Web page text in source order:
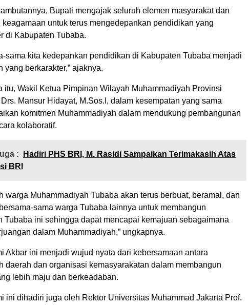
Bupati mengajak seluruh elemen masyarakat dan
keagamaan untuk terus mengedepankan pendidikan yang
di Kabupaten Tubaba.
sama kita kedepankan pendidikan di Kabupaten Tubaba menjadi
yang berkarakter,” ajaknya.
itu, Wakil Ketua Pimpinan Wilayah Muhammadiyah Provinsi
Mansur Hidayat, M.Sos.I, dalam kesempatan yang sama
komitmen Muhammadiyah dalam mendukung pembangunan
kolaboratif.
:
Hadiri PHS BRI, M. Rasidi Sampaikan Terimakasih Atas
BRI
warga Muhammadiyah Tubaba akan terus berbuat, beramal, dan
sama warga Tubaba lainnya untuk membangun
Tubaba ini sehingga dapat mencapai kemajuan sebagaimana
dalam Muhammadiyah,” ungkapnya.
Akbar ini menjadi wujud nyata dari kebersamaan antara
daerah dan organisasi kemasyarakatan dalam membangun
lebih maju dan berkeadaban.
ini dihadiri juga oleh Rektor Universitas Muhammad Jakarta Prof.